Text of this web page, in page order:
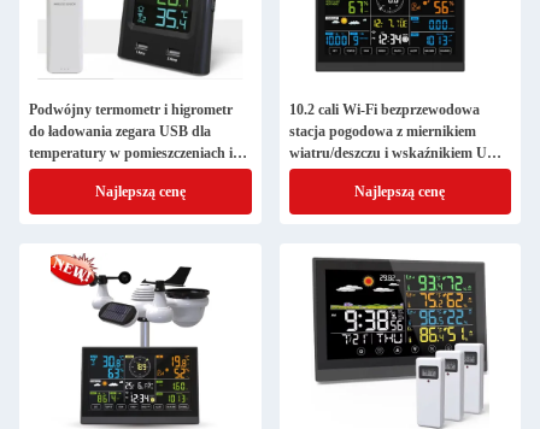
Podwójny termometr i higrometr
do ładowania zegara USB dla
temperatury w pomieszczeniach i
wilgotności na zewnątrz
Najlepszą cenę
10.2 cali Wi-Fi bezprzewodowa
stacja pogodowa z miernikiem
wiatru/deszczu i wskaźnikiem UV
Model 2024
Najlepszą cenę